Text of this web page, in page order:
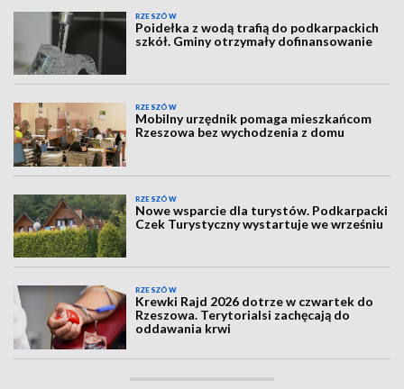
RZESZÓW
Poidełka z wodą trafią do podkarpackich
szkół. Gminy otrzymały dofinansowanie
RZESZÓW
Mobilny urzędnik pomaga mieszkańcom
Rzeszowa bez wychodzenia z domu
RZESZÓW
Nowe wsparcie dla turystów. Podkarpacki
Czek Turystyczny wystartuje we wrześniu
RZESZÓW
Krewki Rajd 2026 dotrze w czwartek do
Rzeszowa. Terytorialsi zachęcają do
oddawania krwi